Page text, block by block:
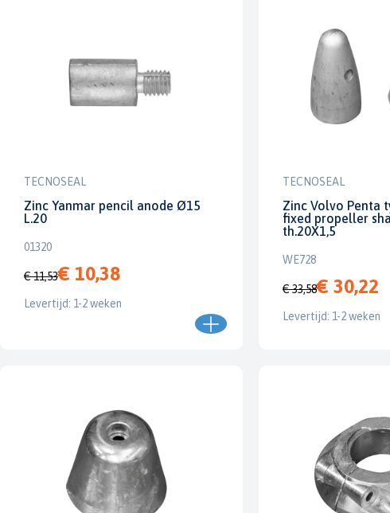
TECNOSEAL
Zinc Yanmar pencil anode Ø15
L.20
01320
€ 11,53€ 10,38
Levertijd: 1-2 weken
TECNOSEAL
Zinc Volvo Penta
fixed propeller
th.20X1,5
WE728
€ 33,58€ 30,22
Levertijd: 1-2 weken